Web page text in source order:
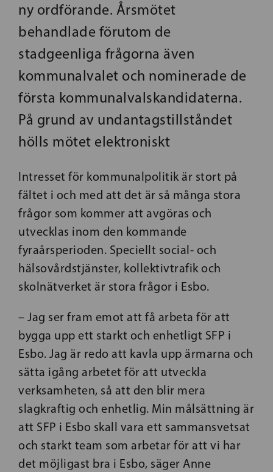
ny ordförande. Årsmötet
behandlade förutom de
stadgeenliga frågorna även
kommunalvalet och nominerade de
första kommunalvalskandidaterna.
På grund av undantagstillståndet
hölls mötet elektroniskt
Intresset för kommunalpolitik är stort på
fältet i och med att det är så många stora
frågor som kommer att avgöras och
utvecklas inom den kommande
fyraårsperioden. Speciellt social- och
hälsovårdstjänster, kollektivtrafik och
skolnätverket är stora frågor i Esbo.
– Jag ser fram emot att få arbeta för att
bygga upp ett starkt och enhetligt SFP i
Esbo. Jag är redo att kavla upp ärmarna och
sätta igång arbetet för att utveckla
verksamheten, så att den blir mera
slagkraftig och enhetlig. Min målsättning är
att SFP i Esbo skall vara ett sammansvetsat
och starkt team som arbetar för att vi har
det möjligast bra i Esbo, säger Anne